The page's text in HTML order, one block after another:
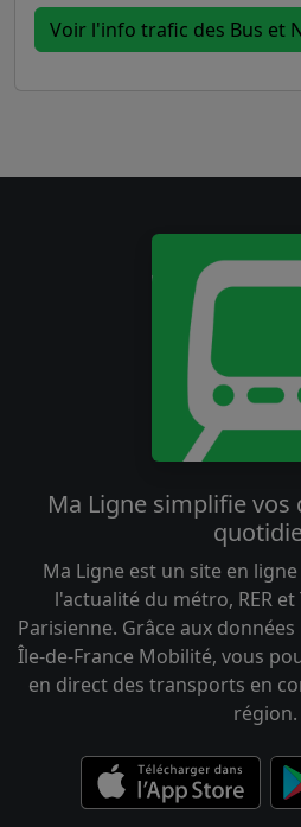
Voir l'info trafic des Bus et
Ma Ligne simplifie vos
Ma Ligne est un site en
l'actualité du métro, RER
Parisienne. Grâce aux
Île-de-France Mobilité, vous
en direct des transports en
région.